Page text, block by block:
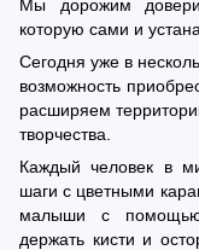
Мы дорожим
которую сами и
Сегодня уже в
возможность
расширяем
творчества.
Каждый человек в
шаги с цветными
малыши с помощью
держать кисти и